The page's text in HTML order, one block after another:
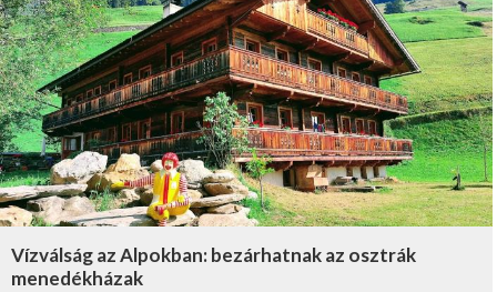
Vízválság az Alpokban: bezárhatnak az osztrák
menedékházak